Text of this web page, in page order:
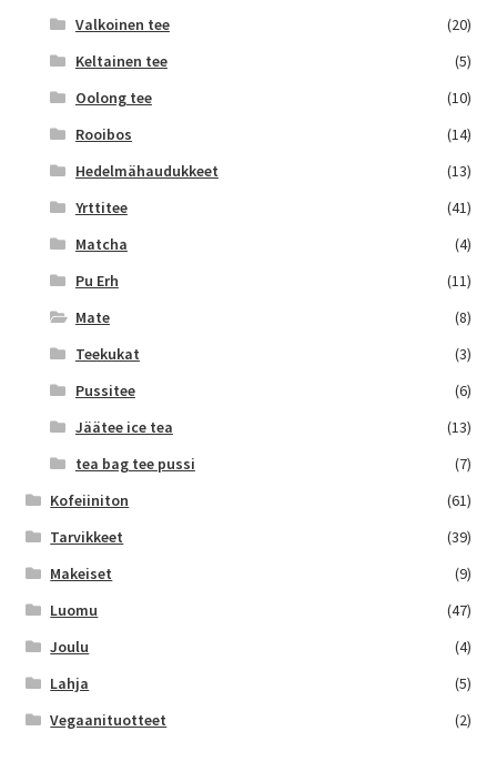
Valkoinen tee
(20)
Keltainen tee
(5)
Oolong tee
(10)
Rooibos
(14)
Hedelmähaudukkeet
(13)
Yrttitee
(41)
Matcha
(4)
Pu Erh
(11)
Mate
(8)
Teekukat
(3)
Pussitee
(6)
Jäätee ice tea
(13)
tea bag tee pussi
(7)
Kofeiiniton
(61)
Tarvikkeet
(39)
Makeiset
(9)
Luomu
(47)
Joulu
(4)
Lahja
(5)
Vegaanituotteet
(2)